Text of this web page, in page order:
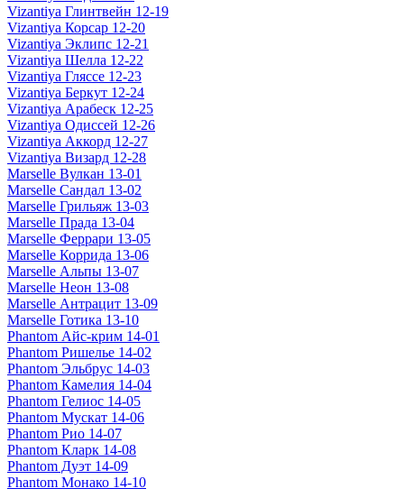
Vizantiya Глинтвейн 12-19
Vizantiya Корсар 12-20
Vizantiya Эклипс 12-21
Vizantiya Шелла 12-22
Vizantiya Гляссе 12-23
Vizantiya Беркут 12-24
Vizantiya Арабеск 12-25
Vizantiya Одиссей 12-26
Vizantiya Аккорд 12-27
Vizantiya Визард 12-28
Marselle Вулкан 13-01
Marselle Сандал 13-02
Marselle Грильяж 13-03
Marselle Прада 13-04
Marselle Феррари 13-05
Marselle Коррида 13-06
Marselle Альпы 13-07
Marselle Неон 13-08
Marselle Антрацит 13-09
Marselle Готика 13-10
Phantom Айс-крим 14-01
Phantom Ришелье 14-02
Phantom Эльбрус 14-03
Phantom Камелия 14-04
Phantom Гелиос 14-05
Phantom Мускат 14-06
Phantom Рио 14-07
Phantom Кларк 14-08
Phantom Дуэт 14-09
Phantom Монако 14-10